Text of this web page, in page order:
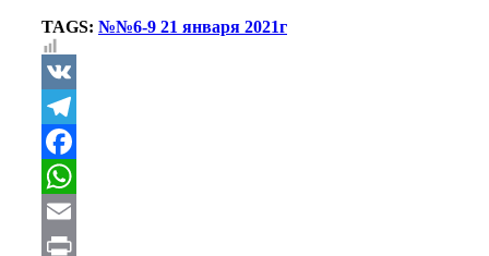
TAGS: №№6-9 21 января 2021г
VK
Telegram
Facebook
WhatsApp
Email